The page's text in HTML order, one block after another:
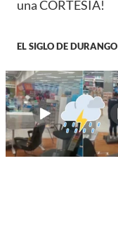
una CORTESÍA!
EL SIGLO DE DURANGO